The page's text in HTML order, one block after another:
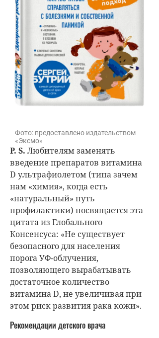
Фото: предоставлено издательством
«Эксмо»
P. S. Любителям заменять
введение препаратов витамина
D ультрафиолетом (типа зачем
нам «химия», когда есть
«натуральный» путь
профилактики) посвящается эта
цитата из Глобального
Консенсуса: «Не существует
безопасного для населения
порога УФ-облучения,
позволяющего вырабатывать
достаточное количество
витамина D, не увеличивая при
этом риск развития рака кожи».
Рекомендации детского врача